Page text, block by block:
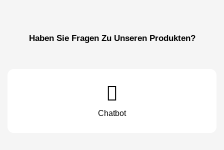
Haben Sie Fragen Zu Unseren Produkten?
Chatbot